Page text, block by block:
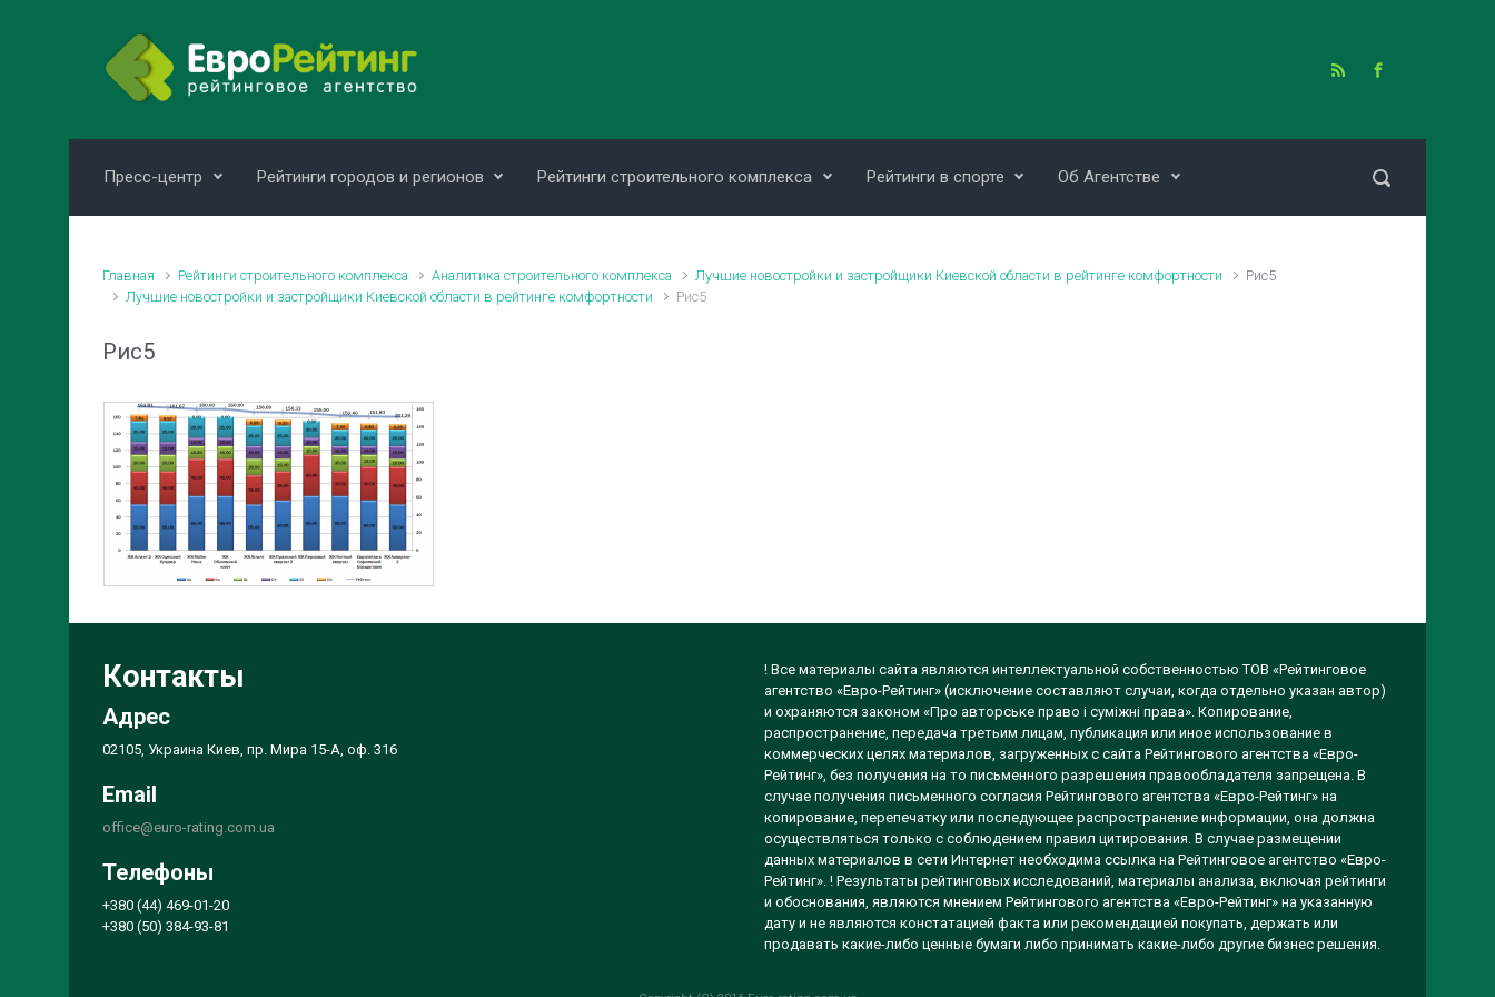
Пресс-центр Рейтинги городов и регионов Рейтинги строительного комплекса Рейтинги в спорте Об Агентстве
Главная Рейтинги строительного комплекса Аналитика строительного комплекса Лучшие новостройки и застройщики Киевской области в рейтинге комфортности
Рис5
Лучшие новостройки и застройщики Киевской области в рейтинге комфортности
Рис5
Рис5
Контакты
Адрес
02105, Украина Киев, пр. Мира 15-А, оф. 316
Email
office@euro-rating.com.ua
Телефоны
+380 (44) 469-01-20
+380 (50) 384-93-81
! Все материалы сайта являются интеллектуальной собственностью ТОВ «Рейтинговое
агентство «Евро-Рейтинг» (исключение составляют случаи, когда отдельно указан автор)
и охраняются законом «Про авторське право і суміжні права». Копирование,
распространение, передача третьим лицам, публикация или иное использование в
коммерческих целях материалов, загруженных с сайта Рейтингового агентства «Евро-
Рейтинг», без получения на то письменного разрешения правообладателя запрещена. В
случае получения письменного согласия Рейтингового агентства «Евро-Рейтинг» на
копирование, перепечатку или последующее распространение информации, она должна
осуществляться только с соблюдением правил цитирования. В случае размещении
данных материалов в сети Интернет необходима ссылка на Рейтинговое агентство «Евро-
Рейтинг». ! Результаты рейтинговых исследований, материалы анализа, включая рейтинги
и обоснования, являются мнением Рейтингового агентства «Евро-Рейтинг» на указанную
дату и не являются констатацией факта или рекомендацией покупать, держать или
продавать какие-либо ценные бумаги либо принимать какие-либо другие бизнес решения.